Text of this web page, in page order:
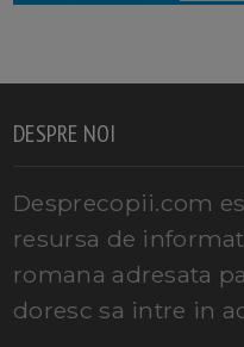
DESPRE NOI
Desprecopii.com
resursa de
romana adresata
doresc sa intre in